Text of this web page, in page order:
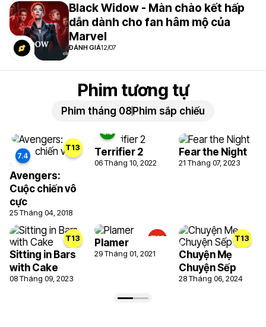
Black Widow - Màn chào kết hấp
dẫn dành cho fan hâm mộ của
Marvel
ĐÁNH GIÁ12/07
Phim tương tự
Phim tháng 08Phim sắp chiếu
T13
Avengers:
Cuộc chiến vô
cực
25 Tháng 04, 2018
Terrifier 2
06 Tháng 10, 2022
Fear the Night
21 Tháng 07, 2023
T13
Sitting in Bars
with Cake
08 Tháng 09, 2023
T18
Plamer
29 Tháng 01, 2021
T13
Chuyện Mẹ
Chuyện Sếp
28 Tháng 06, 2024